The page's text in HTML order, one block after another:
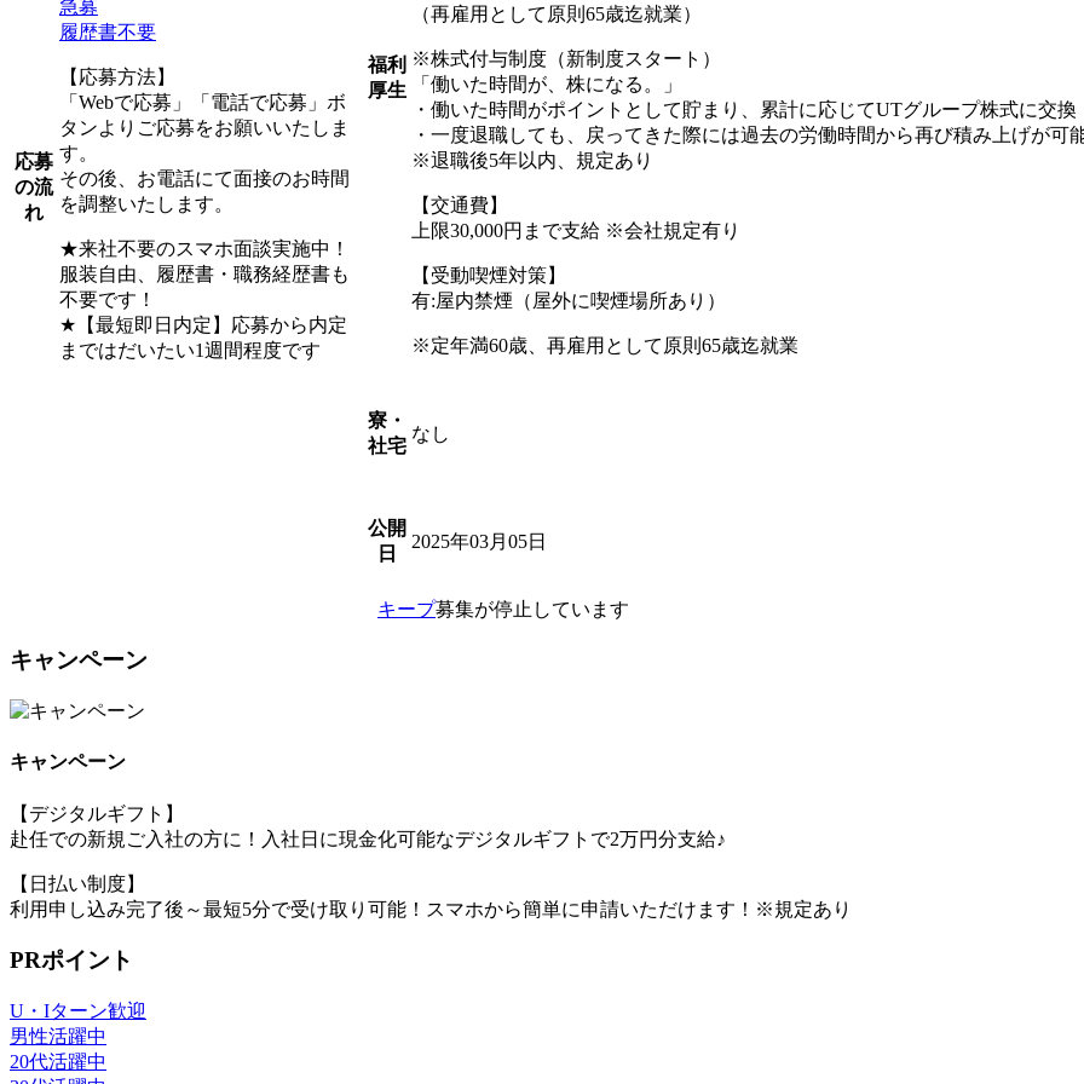
応募
の流
れ
急募
履歴書不要
【応募方法】
「Webで応募」「電話で応募」ボ
タンよりご応募をお願いいたしま
す。
その後、お電話にて面接のお時間
を調整いたします。
★来社不要のスマホ面談実施中！
服装自由、履歴書・職務経歴書も
不要です！
★【最短即日内定】応募から内定
まではだいたい1週間程度です
福利
厚生
（再雇用として原則65歳迄就業）
※株式付与制度（新制度スタート）
「働いた時間が、株になる。」
・働いた時間がポイントとして貯まり、累計に応じてUTグループ株式に交換
・一度退職しても、戻ってきた際には過去の労働時間から再び積み上げが可
※退職後5年以内、規定あり
【交通費】
上限30,000円まで支給 ※会社規定有り
【受動喫煙対策】
有:屋内禁煙（屋外に喫煙場所あり）
※定年満60歳、再雇用として原則65歳迄就業
寮・
社宅
なし
公開
日
2025年03月05日
キープ募集が停止しています
キャンペーン
キャンペーン
【デジタルギフト】
赴任での新規ご入社の方に！入社日に現金化可能なデジタルギフトで2万円分支給♪
【日払い制度】
利用申し込み完了後～最短5分で受け取り可能！スマホから簡単に申請いただけます！※規定あり
PRポイント
U・Iターン歓迎
男性活躍中
20代活躍中